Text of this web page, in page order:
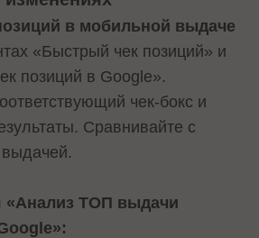
в мобильной выдаче
«Быстрый чек позиций» и
позиций в Google».
чек-бокс и
Сравнивайте с
«Анализ ТОП выдачи